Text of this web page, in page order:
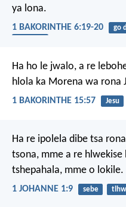
ya lona.
1 BAKORINTHE 6:19-20 go
Ha ho le jwalo, a re
hlola ka Morena wa rona
1 BAKORINTHE 15:57 Jesu
Ha re ipolela dibe tsa
tsona, mme a re
tshepahala, mme o lokile.
1 JOHANNE 1:9 sebe